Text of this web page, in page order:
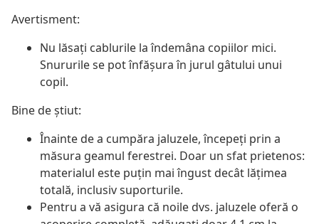
Avertisment:
Nu lăsați cablurile la îndemâna copiilor mici.
Snururile se pot înfăşura în jurul gâtului unui
copil.
Bine de știut:
Înainte de a cumpăra jaluzele, începeți prin a
măsura geamul ferestrei. Doar un sfat prietenos:
materialul este puțin mai îngust decât lățimea
totală, inclusiv suporturile.
Pentru a vă asigura că noile dvs. jaluzele oferă o